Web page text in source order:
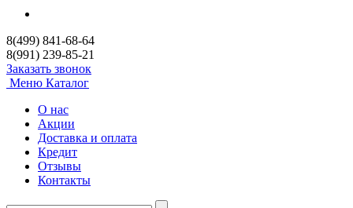
8(499) 841-68-64
8(991) 239-85-21
Заказать звонок
Меню Каталог
О нас
Акции
Доставка и оплата
Кредит
Отзывы
Контакты